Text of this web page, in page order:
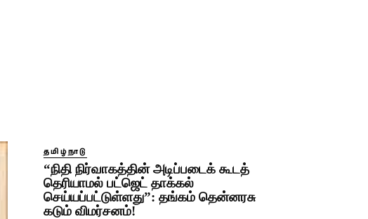
தமிழ்நாடு
“நிதி நிர்வாகத்தின் அடிப்படைக் கூடத்
தெரியாமல் பட்ஜெட் தாக்கல்
செய்யப்பட்டுள்ளது”: தங்கம் தென்னரசு
கடும் விமர்சனம்!